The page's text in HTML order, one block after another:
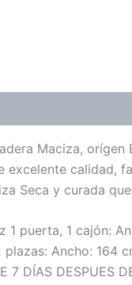
Maciza,
excelente calidad,
Seca y curada
1 puerta, 1 cajón:
plazas: Ancho: 164
7 DÍAS DESPUES